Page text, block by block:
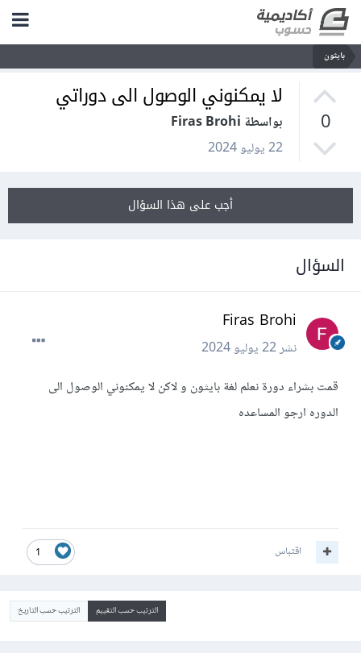
بايثون
0
لا يمكنوني الوصول الى دوراتي
بواسطة Firas Brohi
22 يوليو 2024
أجب على هذا السؤال
السؤال
Firas Brohi
نشر22 يوليو 2024
قمت بشراء دورة نعلم لغة بايثون و لاكن لا يمكنوني الوصول الى
الدوره ارجو المساعده
1 اقتباس
الترتيب حسب التقييم الترتيب حسب التاريخ